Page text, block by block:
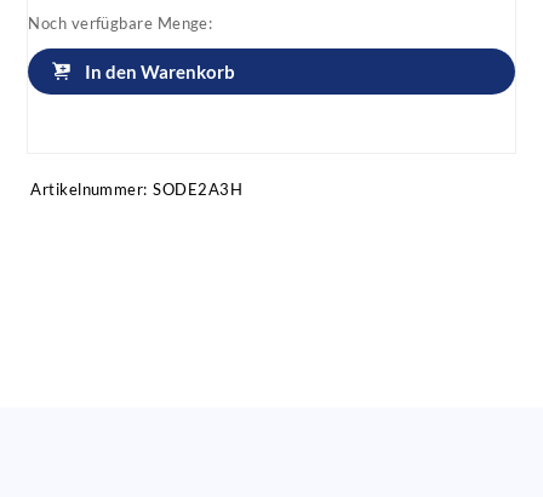
Noch verfügbare Menge:
In den Warenkorb
Artikelnummer: SODE2A3H